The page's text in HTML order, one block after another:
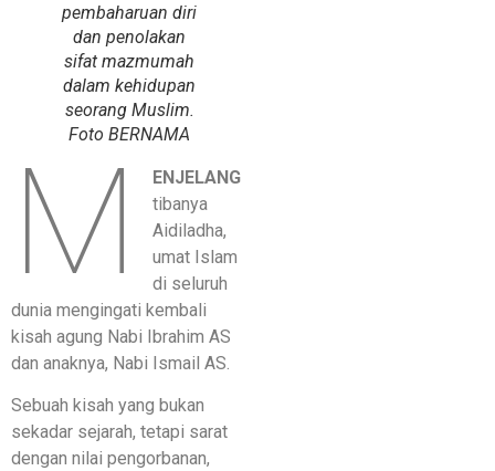
pembaharuan diri
dan penolakan
sifat mazmumah
dalam kehidupan
seorang Muslim.
Foto BERNAMA
M
ENJELANG
tibanya
Aidiladha,
umat Islam
di seluruh
dunia mengingati kembali
kisah agung Nabi Ibrahim AS
dan anaknya, Nabi Ismail AS.
Sebuah kisah yang bukan
sekadar sejarah, tetapi sarat
dengan nilai pengorbanan,